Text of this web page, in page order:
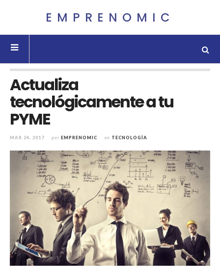
EMPRENOMIC
Actualiza
tecnológicamente a tu
PYME
MAR 24, 2017 por EMPRENOMIC en TECNOLOGÍA